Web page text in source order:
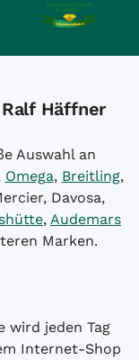
Häffner
Auswahl an
Omega, Breitling,
Davosa,
, Audemars
Marken.
wird jeden Tag
Internet-Shop